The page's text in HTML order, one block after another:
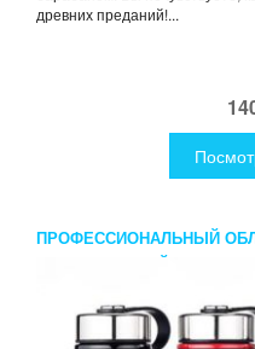
древних преданий!...
ПРОФЕССИОНАЛЬНЫЙ
НЕРЖАВЕЮЩЕЙ СТАЛИ JK